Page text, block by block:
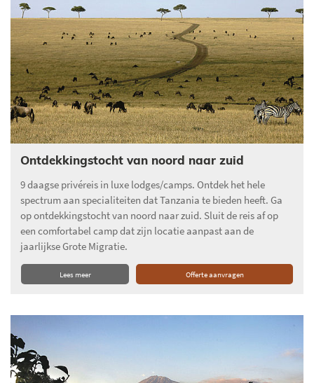
Ontdekkingstocht van noord naar zuid
9 daagse privéreis in luxe lodges/camps. Ontdek het hele
spectrum aan specialiteiten dat Tanzania te bieden heeft. Ga
op ontdekkingstocht van noord naar zuid. Sluit de reis af op
een comfortabel camp dat zijn locatie aanpast aan de
jaarlijkse Grote Migratie.
Lees meer Offerte aanvragen